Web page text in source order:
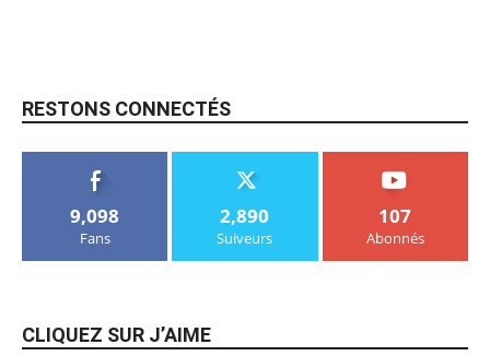
RESTONS CONNECTÉS
9,098
Fans
2,890
Suiveurs
107
Abonnés
CLIQUEZ SUR J’AIME